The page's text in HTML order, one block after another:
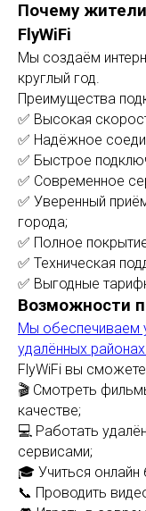
Почему
FlyWiFi
Мы создаём
круглый год.
Преимущества
✅ Высокая
✅ Надёжное
✅ Быстрое
✅ Современное
✅ Уверенный
города;
✅ Полное
✅ Техническая
✅ Выгодные
Возможности
Мы обеспечиваем
удалённых
FlyWiFi вы
🎬 Смотреть
качестве;
💻 Работать
сервисами;
🎓 Учиться онлайн
📞 Проводить